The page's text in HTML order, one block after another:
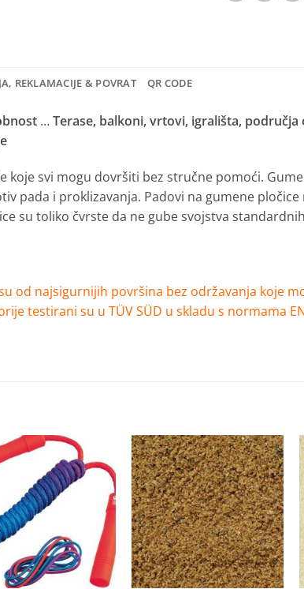
REKLAMACIJE & POVRAT QR CODE
…Terase, balkoni, vrtovi, igrališta,
koje svi mogu dovršiti bez stručne pomoći.
pada i proklizavanja. Padovi na gumene
su toliko čvrste da ne gube svojstva
od najsigurnijih površina bez održavanja koje
testirani su u TÜV SÜD u skladu s normama
Dodaj
Dodaj
na
listu
želja